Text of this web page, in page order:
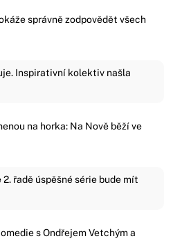
správně zodpovědět všech
Inspirativní kolektiv našla
na horka: Na Nově běží ve
řadě úspěšné série bude mít
s Ondřejem Vetchým a